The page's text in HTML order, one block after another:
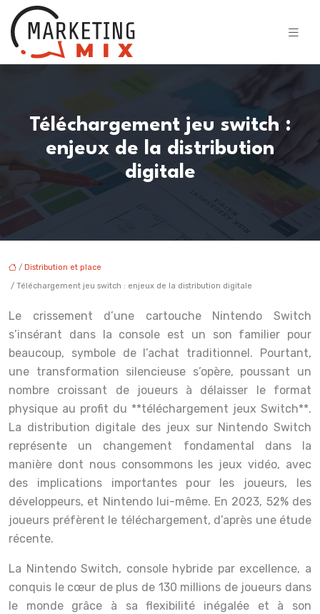
Téléchargement jeu switch :
enjeux de la distribution
digitale
/ Distribution et place
/ Téléchargement jeu switch : enjeux de la distribution digitale
Le crissement d’une cartouche Nintendo Switch
s’insérant dans la console est un son familier pour
beaucoup, symbole de l’achat traditionnel. Pourtant,
une transformation silencieuse s’opère, poussant un
nombre croissant de joueurs à délaisser le format
physique au profit du **téléchargement jeux Switch**.
La distribution digitale des jeux sur Nintendo Switch
représente un changement fondamental dans la
manière dont nous consommons les jeux vidéo, avec
des implications importantes pour les joueurs, les
développeurs, et Nintendo lui-même. En 2023, 52% des
joueurs préfèrent le téléchargement, d’après une étude
récente.
La Nintendo Switch, console hybride par excellence, a
conquis le cœur de plus de 130 millions de joueurs dans
le monde grâce à sa flexibilité inégalée et à son